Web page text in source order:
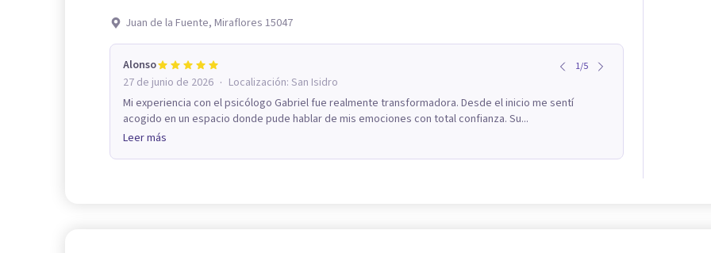
Juan de la Fuente, Miraflores 15047
Alonso 1/5
27 de junio de 2026 · Localización: San Isidro
Mi experiencia con el psicólogo Gabriel fue realmente transformadora. Desde el inicio me sentí
acogido en un espacio donde pude hablar de mis emociones con total confianza. Su...
Leer más